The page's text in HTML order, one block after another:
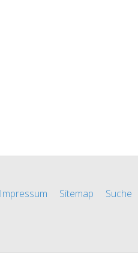
Impressum
Sitemap Suche